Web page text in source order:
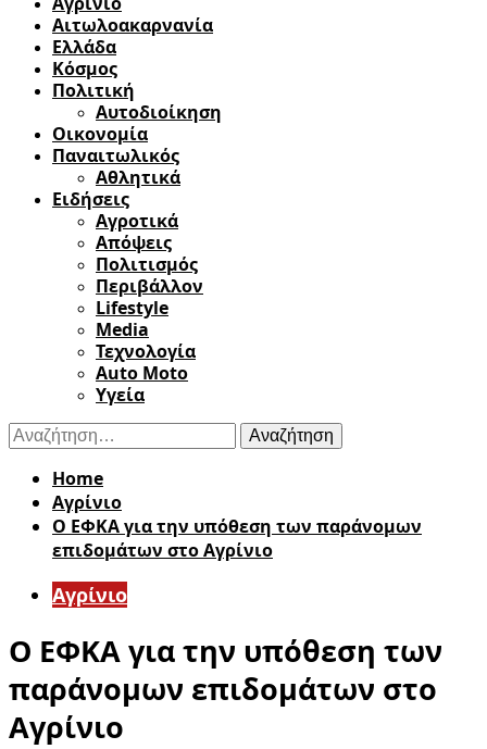
Αιτωλοακαρνανία
Ελλάδα
Κόσμος
Πολιτική
Αυτοδιοίκηση
Οικονομία
Παναιτωλικός
Αθλητικά
Ειδήσεις
Αγροτικά
Απόψεις
Πολιτισμός
Περιβάλλον
Lifestyle
Media
Τεχνολογία
Auto Moto
Υγεία
Αναζήτηση
για:
Home
Aγρίνιο
Ο ΕΦΚΑ για την υπόθεση των παράνομων
επιδομάτων στο Αγρίνιο
Aγρίνιο
Ο ΕΦΚΑ για την υπόθεση των
παράνομων επιδομάτων στο
Αγρίνιο